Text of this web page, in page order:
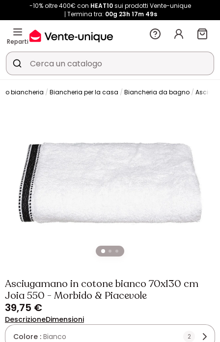
-10% oltre 400€ con HEAT10sui prodotti Vente-unique
Termina tra: 00g 23h 17m 49s
Reparti
biancheria Biancheria per la casa Biancheria da bagno
Asciugamano in cotone bianco 70x130 cm
Joia 550 - Morbido & Piacevole
39,75 €
DescrizioneDimensioni
Colore : Bianco 2